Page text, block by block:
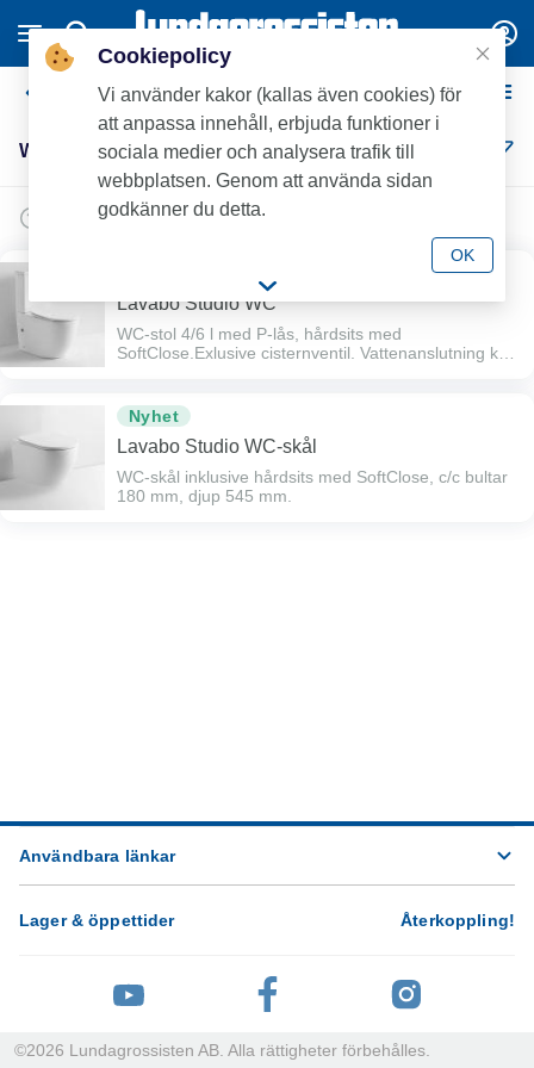
WC-stolar
WC-stolar (2)
Lavabo Studio WC
WC-stol 4/6 l med P-lås, hårdsits med
SoftClose.Exlusive cisternventil. Vattenanslutning kan
Nyhet
Lavabo Studio WC-skål
WC-skål inklusive hårdsits med SoftClose, c/c bultar
180 mm, djup 545 mm.
Användbara länkar
Lager & öppettider Återkoppling!
©2026 Lundagrossisten AB. Alla rättigheter förbehålles.
Cookiepolicy
Vi använder kakor (kallas även cookies) för
att anpassa innehåll, erbjuda funktioner i
sociala medier och analysera trafik till
webbplatsen. Genom att använda sidan
godkänner du detta.
OK